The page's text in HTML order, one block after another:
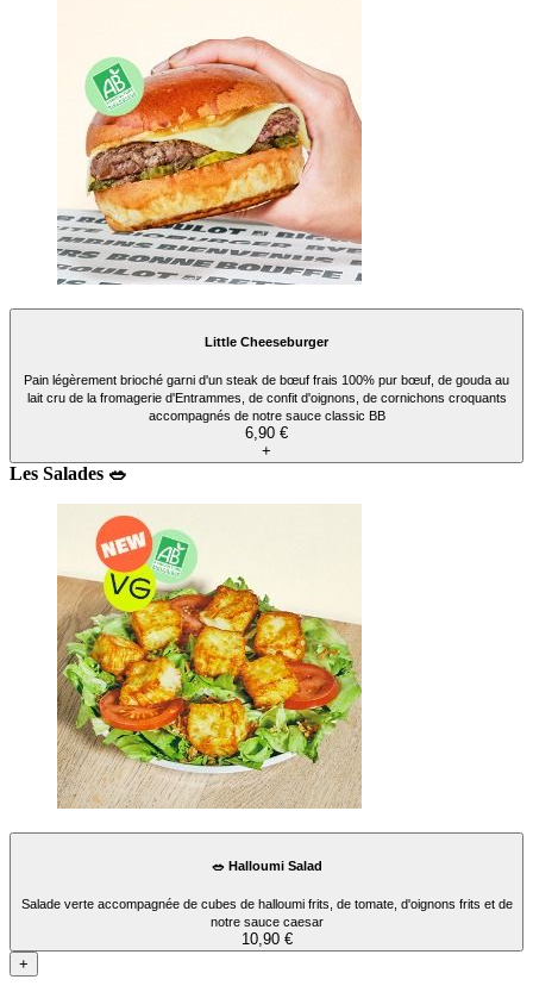
Little Cheeseburger
Pain légèrement brioché garni d'un steak de bœuf frais 100% pur bœuf, de gouda au
lait cru de la fromagerie d'Entrammes, de confit d'oignons, de cornichons croquants
accompagnés de notre sauce classic BB
6,90 €
+
Les Salades 🥗
🥗 Halloumi Salad
Salade verte accompagnée de cubes de halloumi frits, de tomate, d'oignons frits et de
notre sauce caesar
10,90 €
+